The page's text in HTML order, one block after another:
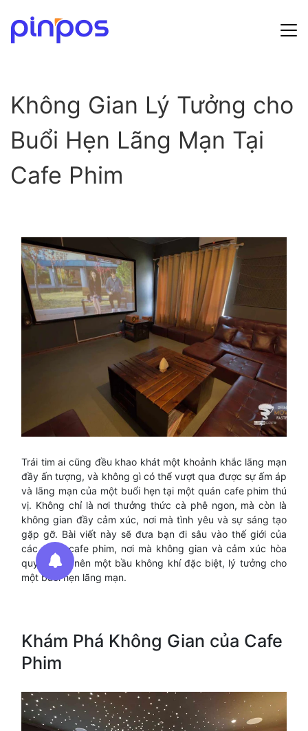
Bảng giá
Tin tức
Không Gian Lý Tưởng cho
Buổi Hẹn Lãng Mạn Tại
Cafe Phim
Trái tim ai cũng đều khao khát một khoảnh khắc lãng mạn
đầy ấn tượng, và không gì có thể vượt qua được sự ấm áp
và lãng mạn của một buổi hẹn tại một quán cafe phim thú
vị. Không chỉ là nơi thưởng thức cà phê ngon, mà còn là
không gian đầy cảm xúc, nơi mà tình yêu và sự sáng tạo
gặp gỡ. Bài viết này sẽ đưa bạn đi sâu vào thế giới của
các quán cafe phim, nơi mà không gian và cảm xúc hòa
quyện, tạo nên một bầu không khí đặc biệt, lý tưởng cho
một buổi hẹn lãng mạn.
Khám Phá Không Gian của Cafe
Phim